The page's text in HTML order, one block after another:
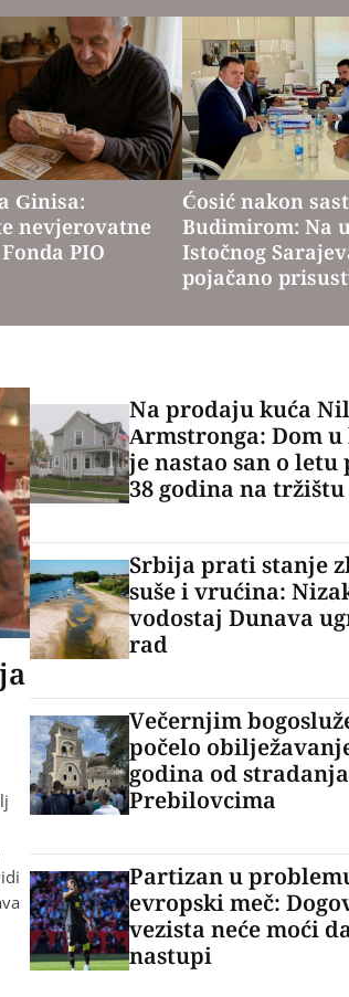
Ginisa:
nevjerovatne
PIO
Ćosić nakon
Budimirom: Na
Istočnog
pojačano
Na prodaju kuća
Armstronga: Dom
je nastao san o letu
38 godina na tržištu
Srbija prati stanje
suše i vrućina:
vodostaj Dunava
rad
Večernjim
počelo
godina od
Prebilovcima
Partizan u
evropski meč:
vezista neće moći
nastupi